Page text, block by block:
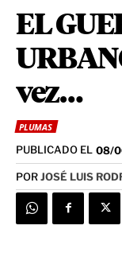
EL
vez…
PLUMAS
PUBLICADO EL 08/
PORJOSÉ LUIS